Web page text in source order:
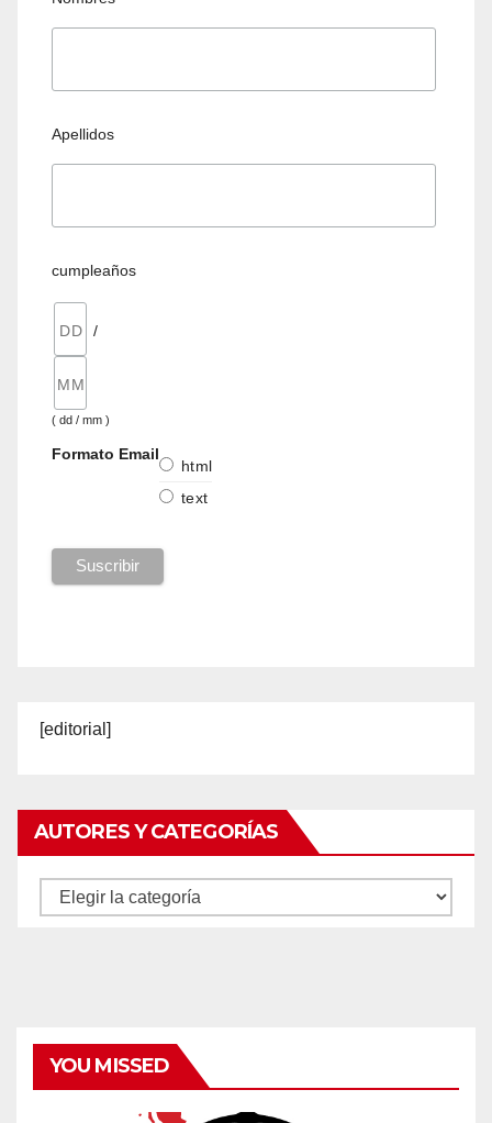
Apellidos
cumpleaños
/
( dd / mm )
Formato Email
html
text
[editorial]
AUTORES Y CATEGORÍAS
Autores
YOU MISSED